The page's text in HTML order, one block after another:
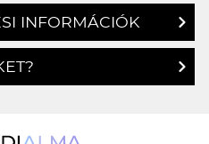
INFORMÁCIÓK